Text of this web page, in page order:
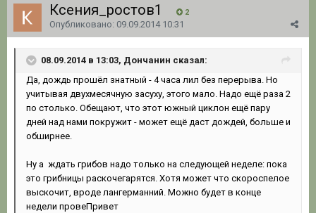
Ксения_ростов1 2
Опубликовано: 09.09.2014 10:31
08.09.2014 в 13:03, Дончанин сказал:
Да, дождь прошёл знатный - 4 часа лил без перерыва. Но
учитывая двухмесячную засуху, этого мало. Надо ещё раза 2
по столько. Обещают, что этот южный циклон ещё пару
дней над нами покружит - может ещё даст дождей, больше и
обширнее.
Ну а ждать грибов надо только на следующей неделе: пока
это грибницы раскочегарятся. Хотя может что скороспелое
выскочит, вроде лангерманний. Можно будет в конце
недели провеПривет